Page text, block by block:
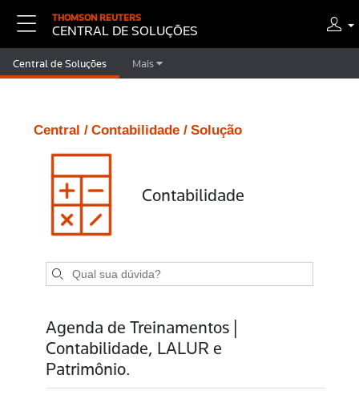
THOMSON REUTERS
CENTRAL DE SOLUÇÕES
Central de Soluções Mais
Central / Contabilidade / Solução
Contabilidade
Agenda de Treinamentos |
Contabilidade, LALUR e
Patrimônio.